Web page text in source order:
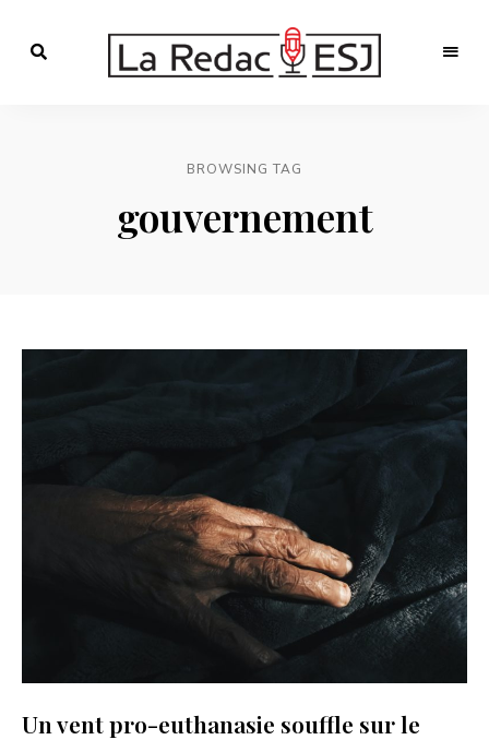
REDAC-
ESJ
BROWSING TAG
gouvernement
Un vent pro-euthanasie souffle sur le